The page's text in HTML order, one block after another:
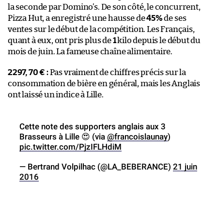
la seconde par Domino’s. De son côté, le concurrent,
Pizza Hut, a enregistré une hausse de45%de ses
ventes sur le début de la compétition. Les Français,
quant à eux, ont pris plus de1kilo depuis le début du
mois de juin. La fameuse chaîne alimentaire.
2297, 70 € :Pas vraiment de chiffres précis sur la
consommation de bière en général, mais les Anglais
ont laissé un indice à Lille.
Cette note des supporters anglais aux 3
Brasseurs à Lille 😍 (via @francoislaunay)
pic.twitter.com/PjzIFLHdiM
— Bertrand Volpilhac (@LA_BEBERANCE) 21 juin
2016